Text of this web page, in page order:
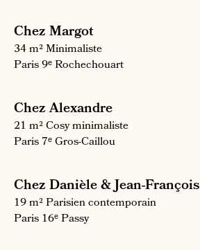
Chez Margot
34 m²Minimaliste
Paris 9ᵉRochechouart
Chez Alexandre
21 m²Cosy minimaliste
Paris 7ᵉGros-Caillou
Chez Danièle & Jean-François
19 m²Parisien contemporain
Paris 16ᵉPassy